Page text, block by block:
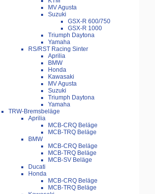
MV Agusta
Suzuki
GSX-R 600/750
GSX-R 1000
Triumph Daytona
Yamaha
RS/RST Racing Sinter
Aprilia
BMW
Honda
Kawasaki
MV Agusta
Suzuki
Triumph Daytona
Yamaha
TRW-Bremsbeläge
Aprilia
MCB-CRQ Beläge
MCB-TRQ Beläge
BMW
MCB-CRQ Beläge
MCB-TRQ Beläge
MCB-SV Beläge
Ducati
Honda
MCB-CRQ Beläge
MCB-TRQ Beläge